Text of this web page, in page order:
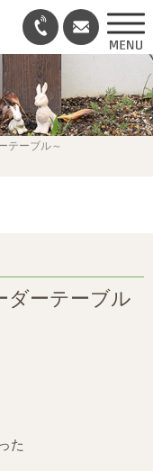
テーブル～
ダーテーブル
た